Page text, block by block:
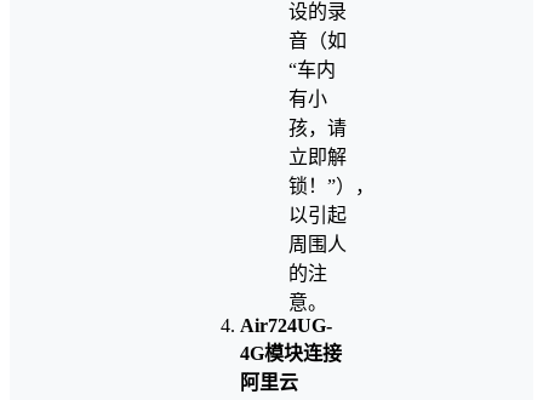
设的录
音（如
“车内
有小
孩，请
立即解
锁！”），
以引起
周围人
的注
意。
Air724UG-
4G模块连接
阿里云